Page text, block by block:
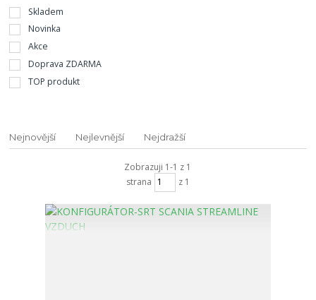
Skladem
Novinka
Akce
Doprava ZDARMA
TOP produkt
Nejnovější Nejlevnější Nejdražší
Zobrazuji 1-1 z 1
strana
z 1